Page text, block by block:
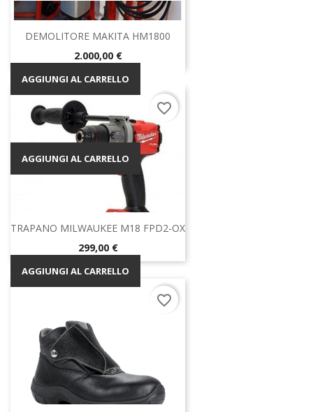
DESCRIZIONE
Prezzo
29,90 €
AGGIUNGI AL CARRELLO
DEMOLITORE MAKITA HM1800
Prezzo
2.000,00 €
AGGIUNGI AL CARRELLO
TRAPANO MILWAUKEE M18 FPD2-OX
Prezzo
299,00 €
AGGIUNGI AL CARRELLO
favorite_border
favorite_border